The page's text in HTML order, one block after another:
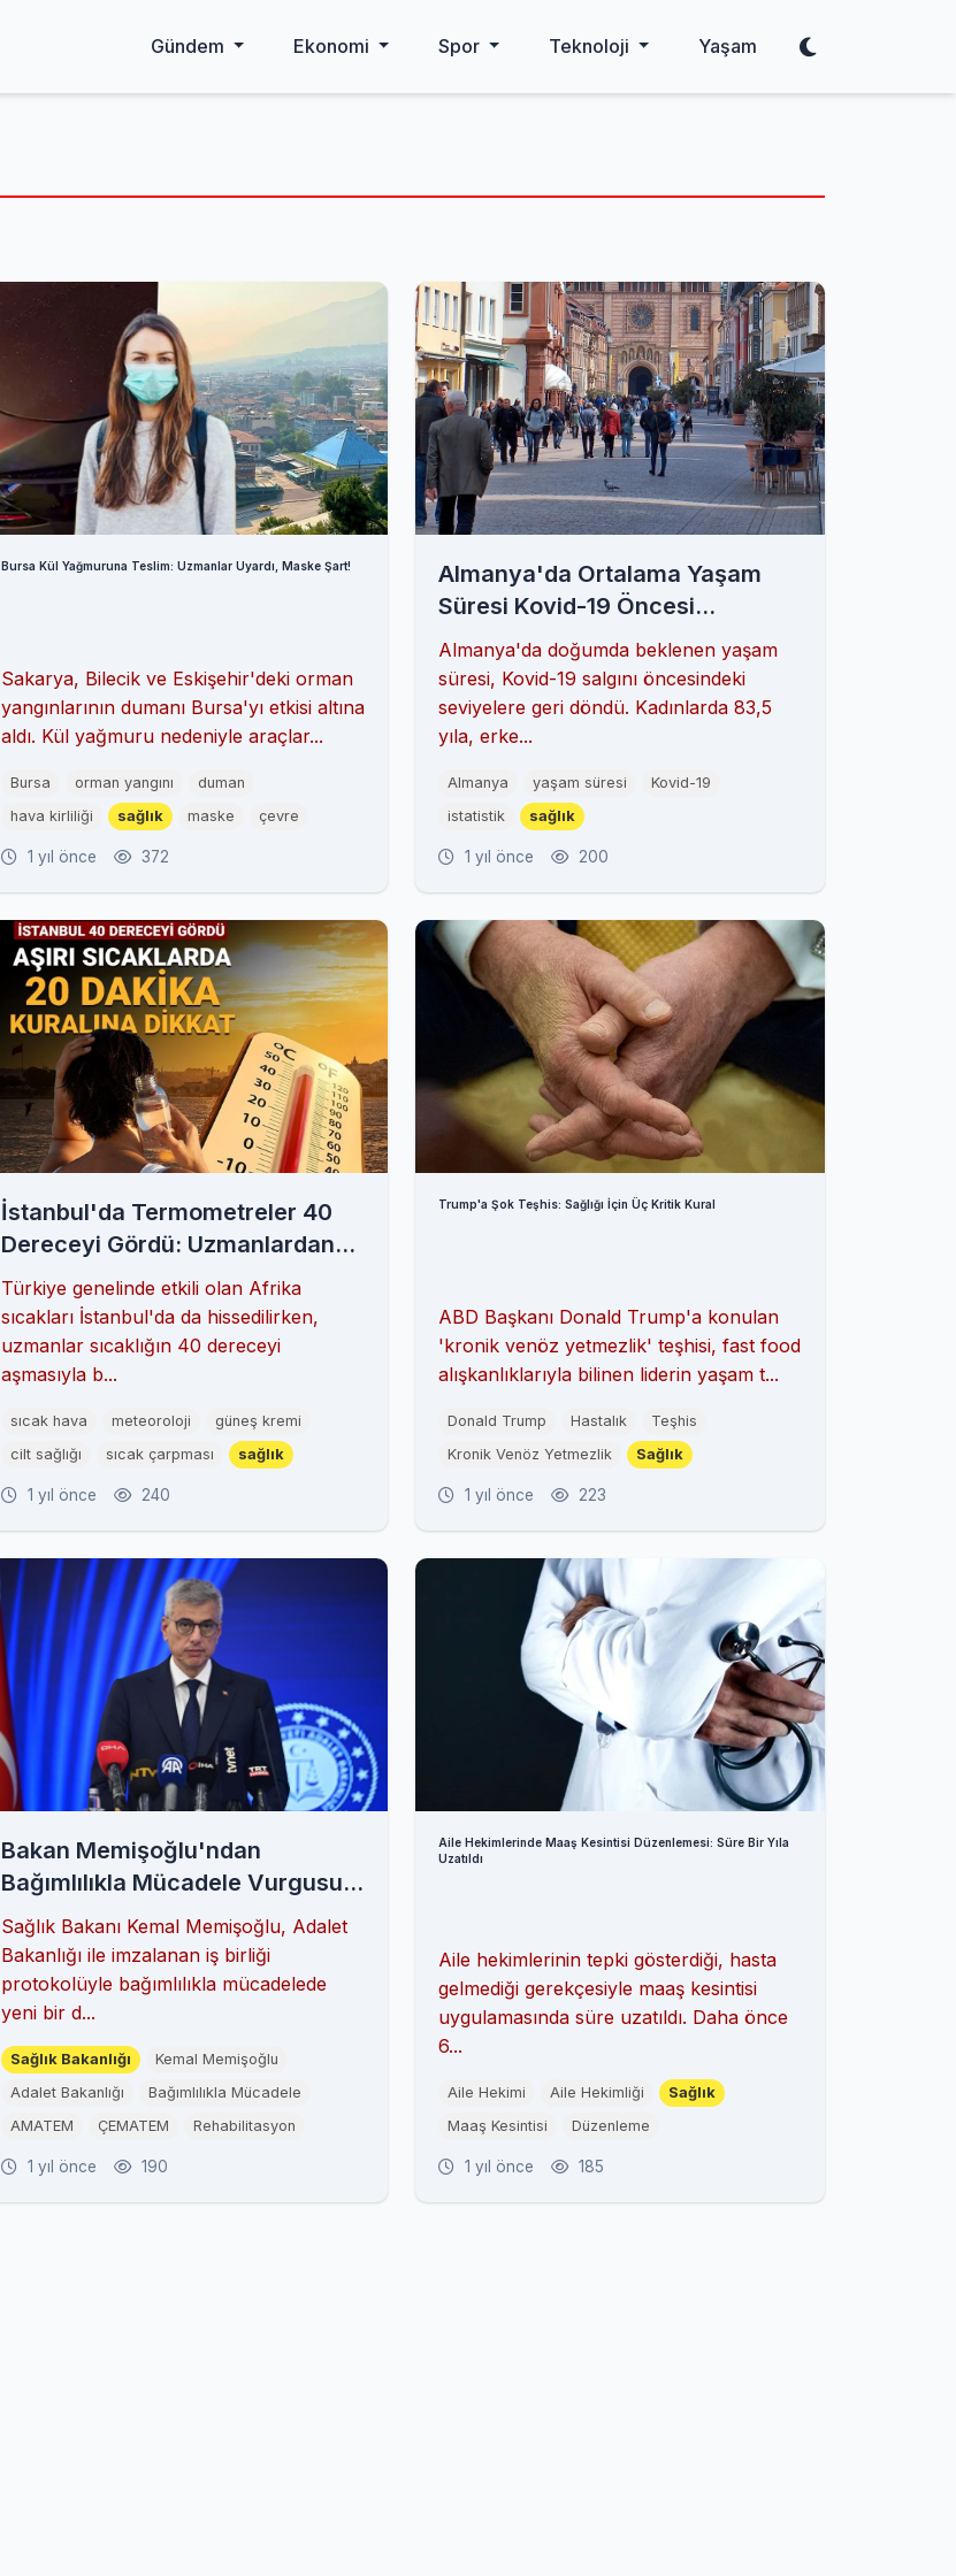
Gündem Ekonomi Spor Teknoloji Yaşam
Bursa Kül Yağmuruna Teslim: Uzmanlar Uyardı, Maske Şart!
Sakarya, Bilecik ve Eskişehir'deki orman
yangınlarının dumanı Bursa'yı etkisi altına
aldı. Kül yağmuru nedeniyle araçlar...
Bursa orman yangını
duman
hava kirliliği
sağlık maske çevre
1 yıl önce 372
Almanya'da Ortalama Yaşam
Süresi Kovid-19 Öncesi
Seviyelerine Döndü
Almanya'da doğumda beklenen yaşam
süresi, Kovid-19 salgını öncesindeki
seviyelere geri döndü. Kadınlarda 83,5
yıla, erke...
Almanya yaşam süresi
Kovid-19
istatistik
sağlık
1 yıl önce 200
İstanbul'da Termometreler 40
Dereceyi Gördü: Uzmanlardan
Kritik Uyarılar!
Türkiye genelinde etkili olan Afrika
sıcakları İstanbul'da da hissedilirken,
uzmanlar sıcaklığın 40 dereceyi
aşmasıyla b...
sıcak hava meteoroloji
güneş kremi
cilt sağlığı
sıcak çarpması sağlık
1 yıl önce 240
Trump'a Şok Teşhis: Sağlığı İçin Üç Kritik Kural
ABD Başkanı Donald Trump'a konulan
'kronik venöz yetmezlik' teşhisi, fast food
alışkanlıklarıyla bilinen liderin yaşam t...
Donald Trump Hastalık
Teşhis
Kronik Venöz Yetmezlik
Sağlık
1 yıl önce 223
Bakan Memişoğlu'ndan
Bağımlılıkla Mücadele Vurgusu:
Tedavi ve Rehabilitasyon
Yaygınlaşıyor
Sağlık Bakanı Kemal Memişoğlu, Adalet
Bakanlığı ile imzalanan iş birliği
protokolüyle bağımlılıkla mücadelede
yeni bir d...
Sağlık Bakanlığı
Kemal Memişoğlu
Adalet Bakanlığı
Bağımlılıkla Mücadele
AMATEM
ÇEMATEM Rehabilitasyon
1 yıl önce 190
Aile Hekimlerinde Maaş Kesintisi Düzenlemesi: Süre Bir Yıla
Uzatıldı
Aile hekimlerinin tepki gösterdiği, hasta
gelmediği gerekçesiyle maaş kesintisi
uygulamasında süre uzatıldı. Daha önce
6...
Aile Hekimi Aile Hekimliği
Sağlık
Maaş Kesintisi
Düzenleme
1 yıl önce 185